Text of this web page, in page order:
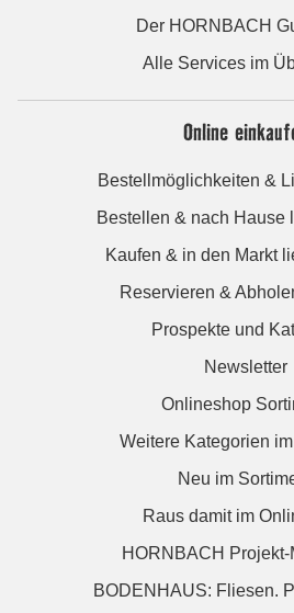
Der HORNBACH
Alle Services im
Online
Bestellmöglichkeiten &
Bestellen & nach Hause
Kaufen & in den Markt
Reservieren &
Prospekte und
Newsletter
Onlineshop
Weitere Kategorien
Neu im
Raus damit im
HORNBACH Projekt-
BODENHAUS: Fliesen.